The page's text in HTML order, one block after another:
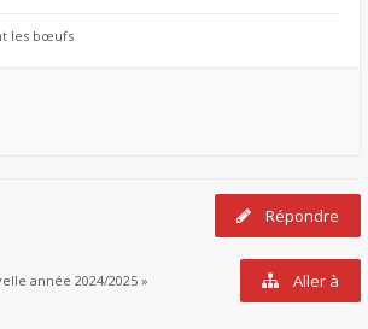
les bœufs
Répondre
année 2024/2025 » Aller à